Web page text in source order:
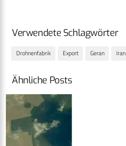
Verwendete Schlagwörter
Drohnenfabrik Export Geran Iran
Ähnliche Posts